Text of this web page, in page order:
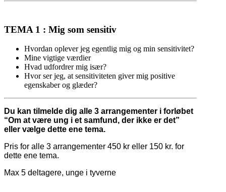
TEMA 1 : Mig som sensitiv
Hvordan oplever jeg egentlig mig og min sensitivitet?
Mine vigtige værdier
Hvad udfordrer mig især?
Hvor ser jeg, at sensitiviteten giver mig positive
egenskaber og glæder?
Du kan tilmelde dig alle 3 arrangementer i forløbet
“Om at være ung i et samfund, der ikke er det”
eller vælge dette ene tema.
Pris for alle 3 arrangementer 450 kr eller 150 kr. for
dette ene tema.
Max 5 deltagere, unge i tyverne